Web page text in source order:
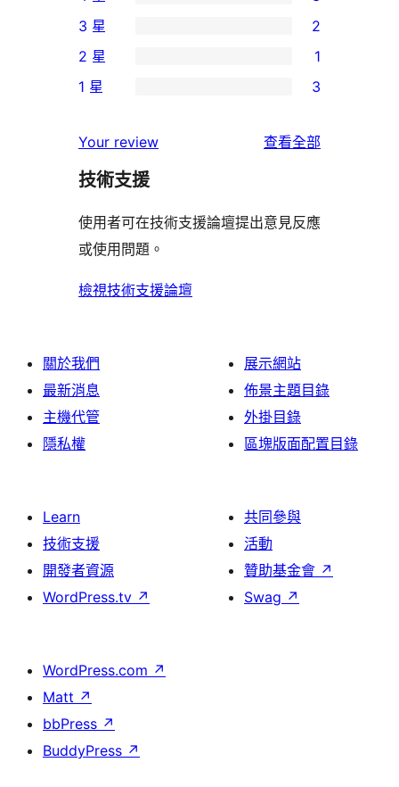
個
5
星
使
者
論
個
4
星
用
者
論
2
個
3
使
用
評
論
3 星 2
個
星
使
者
評
論
2 星 1
1
星
用
者
評
1 星 3
Your review 查看全部
評
技術支援
使用者可在技術支援論壇提出意見反應
或使用問題。
檢視技術支援論壇
關於我們
最新消息
主機代管
隱私權
展示網站
佈景主題目錄
外掛目錄
區塊版面配置目錄
Learn
技術支援
開發者資源
WordPress.tv ↗
共同參與
活動
贊助基金會 ↗
Swag ↗
WordPress.com ↗
Matt ↗
bbPress ↗
BuddyPress ↗